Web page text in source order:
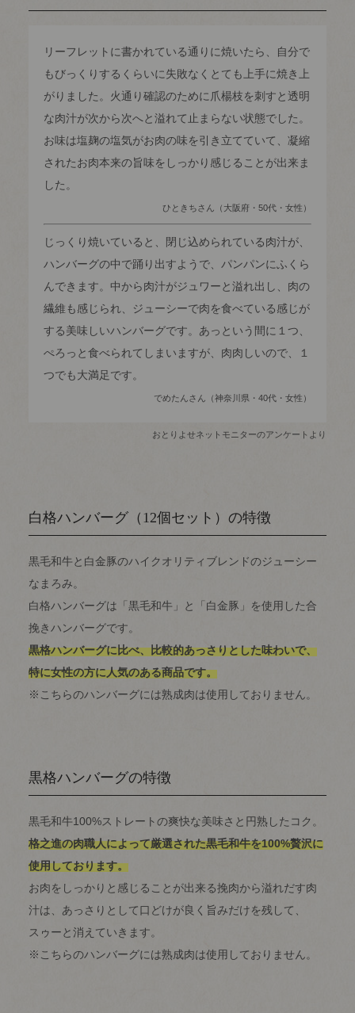
リーフレットに書かれている通りに焼いたら、自分で
もびっくりするくらいに失敗なくとても上手に焼き上
がりました。火通り確認のために爪楊枝を刺すと透明
な肉汁が次から次へと溢れて止まらない状態でした。
お味は塩麹の塩気がお肉の味を引き立てていて、凝縮
されたお肉本来の旨味をしっかり感じることが出来ま
した。
ひときちさん（大阪府・50代・女性）
じっくり焼いていると、閉じ込められている肉汁が、
ハンバーグの中で踊り出すようで、パンパンにふくら
んできます。中から肉汁がジュワーと溢れ出し、肉の
繊維も感じられ、ジューシーで肉を食べている感じが
する美味しいハンバーグです。あっという間に１つ、
ぺろっと食べられてしまいますが、肉肉しいので、１
つでも大満足です。
でめたんさん（神奈川県・40代・女性）
おとりよせネットモニターのアンケートより
白格ハンバーグ（12個セット）の特徴
黒毛和牛と白金豚のハイクオリティブレンドのジューシー
なまろみ。
白格ハンバーグは「黒毛和牛」と「白金豚」を使用した合
挽きハンバーグです。
黒格ハンバーグに比べ、比較的あっさりとした味わいで、
特に女性の方に人気のある商品です。
※こちらのハンバーグには熟成肉は使用しておりません。
黒格ハンバーグの特徴
黒毛和牛100%ストレートの爽快な美味さと円熟したコク。
格之進の肉職人によって厳選された黒毛和牛を100%贅沢に
使用しております。
お肉をしっかりと感じることが出来る挽肉から溢れだす肉
汁は、あっさりとして口どけが良く旨みだけを残して、
スゥーと消えていきます。
※こちらのハンバーグには熟成肉は使用しておりません。